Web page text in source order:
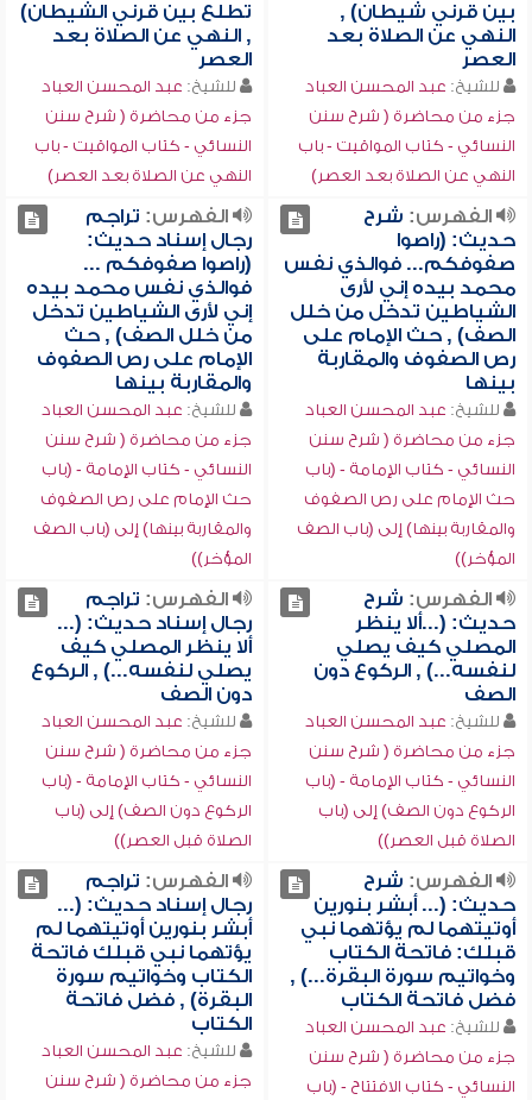
بين قرني شيطان) ,
النهي عن الصلاة بعد
العصر
للشيخ: عبد المحسن العباد
جزء من محاضرة ( شرح سنن
النسائي - كتاب المواقيت - باب
النهي عن الصلاة بعد العصر)
تطلع بين قرني الشيطان)
, النهي عن الصلاة بعد
العصر
للشيخ: عبد المحسن العباد
جزء من محاضرة ( شرح سنن
النسائي - كتاب المواقيت - باب
النهي عن الصلاة بعد العصر)
الفهرس: شرح
حديث: (راصوا
صفوفكم... فوالذي نفس
محمد بيده إني لأرى
الشياطين تدخل من خلل
الصف) , حث الإمام على
رص الصفوف والمقاربة
بينها
للشيخ: عبد المحسن العباد
جزء من محاضرة ( شرح سنن
النسائي - كتاب الإمامة - (باب
حث الإمام على رص الصفوف
والمقاربة بينها) إلى (باب الصف
المؤخر))
الفهرس: تراجم
رجال إسناد حديث:
(راصوا صفوفكم ...
فوالذي نفس محمد بيده
إني لأرى الشياطين تدخل
من خلل الصف) , حث
الإمام على رص الصفوف
والمقاربة بينها
للشيخ: عبد المحسن العباد
جزء من محاضرة ( شرح سنن
النسائي - كتاب الإمامة - (باب
حث الإمام على رص الصفوف
والمقاربة بينها) إلى (باب الصف
المؤخر))
الفهرس: شرح
حديث: (...ألا ينظر
المصلي كيف يصلي
لنفسه...) , الركوع دون
الصف
للشيخ: عبد المحسن العباد
جزء من محاضرة ( شرح سنن
النسائي - كتاب الإمامة - (باب
الركوع دون الصف) إلى (باب
الصلاة قبل العصر))
الفهرس: تراجم
رجال إسناد حديث: (...
ألا ينظر المصلي كيف
يصلي لنفسه...) , الركوع
دون الصف
للشيخ: عبد المحسن العباد
جزء من محاضرة ( شرح سنن
النسائي - كتاب الإمامة - (باب
الركوع دون الصف) إلى (باب
الصلاة قبل العصر))
الفهرس: شرح
حديث: (... أبشر بنورين
أوتيتهما لم يؤتهما نبي
قبلك: فاتحة الكتاب
وخواتيم سورة البقرة...) ,
فضل فاتحة الكتاب
للشيخ: عبد المحسن العباد
جزء من محاضرة ( شرح سنن
النسائي - كتاب الافتتاح - (باب
الفهرس: تراجم
رجال إسناد حديث: (...
أبشر بنورين أوتيتهما لم
يؤتهما نبي قبلك فاتحة
الكتاب وخواتيم سورة
البقرة) , فضل فاتحة
الكتاب
للشيخ: عبد المحسن العباد
جزء من محاضرة ( شرح سنن